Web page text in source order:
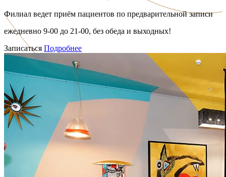
Филиал ведет приём пациентов по предварительной записи
ежедневно 9-00 до 21-00, без обеда и выходных!
Записаться Подробнее